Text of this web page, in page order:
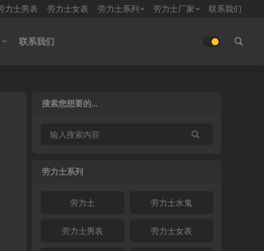
力士男表 劳力士女表 劳力士系列 劳力士厂家 联系我们
联系我们
搜索您想要的…
劳力士系列
劳力士 劳力士水鬼
劳力士男表 劳力士女表